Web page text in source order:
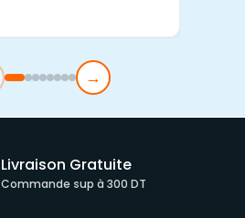
→
Livraison Gratuite
Commande sup à 300 DT